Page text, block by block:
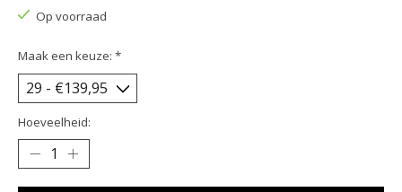
Op voorraad
Maak een keuze: *
Hoeveelheid: